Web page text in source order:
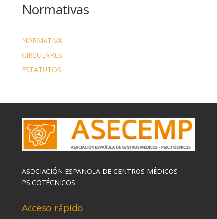
Normativas
NORMATIVA
CIRCULARES
ESTATUTOS
ASOCIACIÓN ESPAÑOLA DE CENTROS MÉDICOS-
PSICOTÉCNICOS
Acceso rápido